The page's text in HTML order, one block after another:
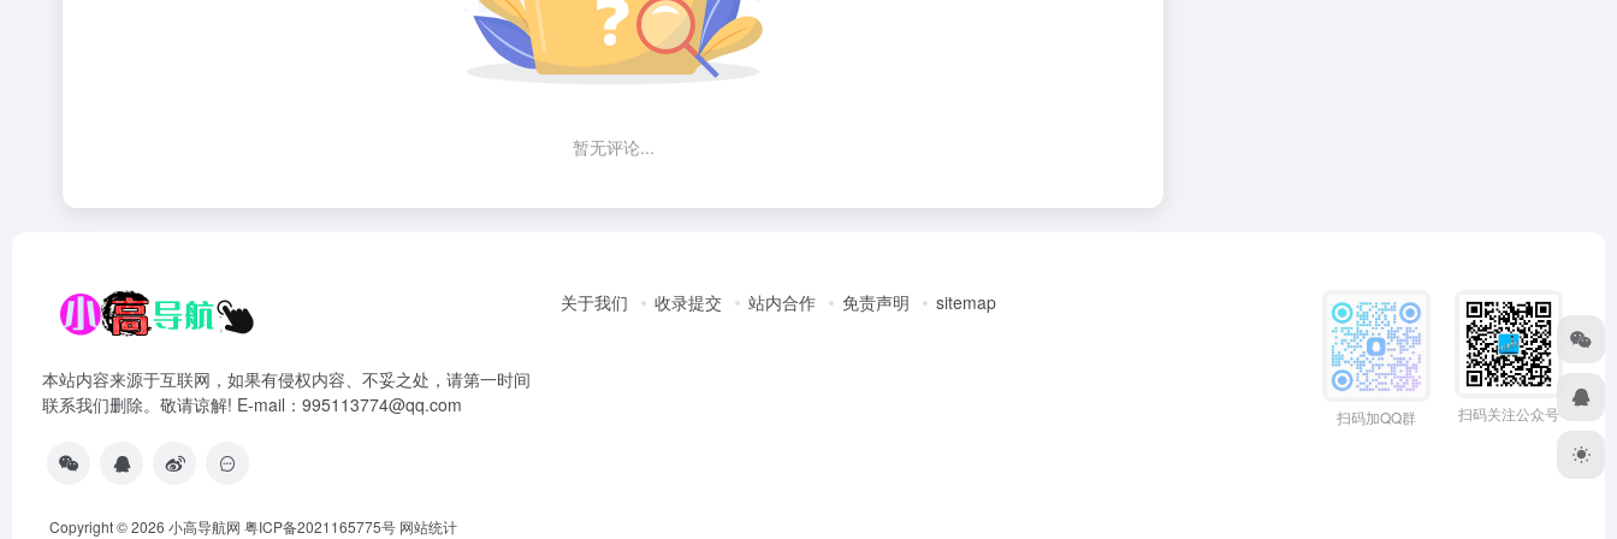
暂无评论...
本站内容来源于互联网，如果有侵权内容、不妥之处，请第一时间
联系我们删除。敬请谅解! E-mail：995113774@qq.com
关于我们 收录提交 站内合作 免责声明 sitemap
扫码加QQ群 扫码关注公众号
Copyright © 2026 小高导航网 粤ICP备2021165775号 网站统计